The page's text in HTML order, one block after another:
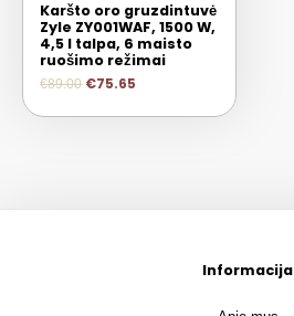
Karšto oro gruzdintuvė
Zyle ZY001WAF, 1500 W,
4,5 l talpa, 6 maisto
ruošimo režimai
€89.00 €75.65
Informacija